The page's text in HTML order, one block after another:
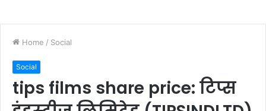
Home / Social
Social
tips films share price: टिप्स